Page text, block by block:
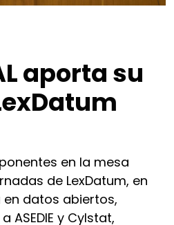
aporta su
en la mesa
de LexDatum, en
datos abiertos,
ASEDIE y Cylstat,